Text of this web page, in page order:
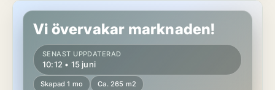
Butikslokal i Sölvesborg
Vi övervakar marknaden!
SENAST UPPDATERAD
10:12 • 15 juni
Skapad 1 mo Ca. 265 m2